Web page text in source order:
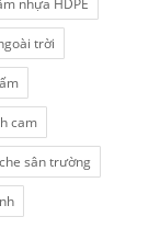
trời
cam
sân trường